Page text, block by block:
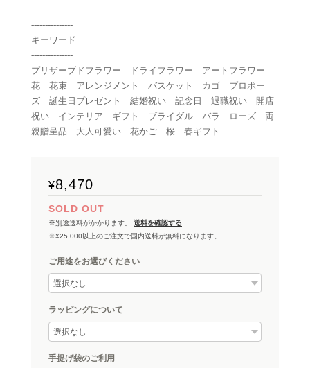
---------------
キーワード
---------------
プリザーブドフラワー ドライフラワー アートフラワー
花 花束 アレンジメント バスケット カゴ プロポー
ズ 誕生日プレゼント 結婚祝い 記念日 退職祝い 開店
祝い インテリア ギフト ブライダル バラ ローズ 両
親贈呈品 大人可愛い 花かご 桜 春ギフト
¥8,470
SOLD OUT
※別途送料がかかります。
送料を確認する
※¥25,000以上のご注文で国内送料が無料になります。
ご用途をお選びください
ラッピングについて
手提げ袋のご利用